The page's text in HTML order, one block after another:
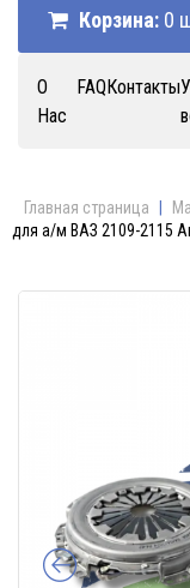
Корзина: 0
О
Нас
FAQКонтакты
Главная страница
для а/м ВАЗ 2109-2115